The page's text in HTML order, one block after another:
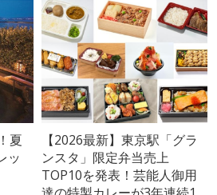
夏
ッ
【2026最新】東京駅「グラ
ンスタ」限定弁当売上
TOP10を発表！芸能人御用